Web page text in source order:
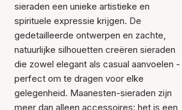
sieraden een unieke artistieke en
spirituele expressie krijgen. De
gedetailleerde ontwerpen en zachte,
natuurlijke silhouetten creëren sieraden
die zowel elegant als casual aanvoelen -
perfect om te dragen voor elke
gelegenheid. Maanesten-sieraden zijn
meer dan alleen accessoires: het is een